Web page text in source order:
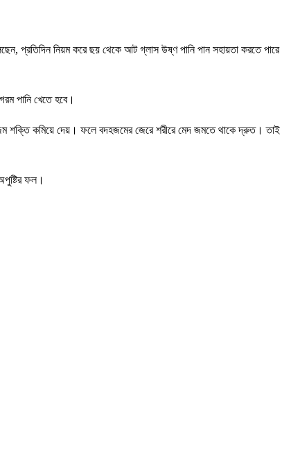
প্রতিদিন নিয়ম করে ছয় থেকে আট গ্লাস উষ্ণ পানি পান সহায়তা করতে পারে
পানি খেতে হবে।
হজম শক্তি কমিয়ে দেয়। ফলে বদহজমের জেরে শরীরে মেদ জমতে থাকে দ্রুত। তাই
ফল।